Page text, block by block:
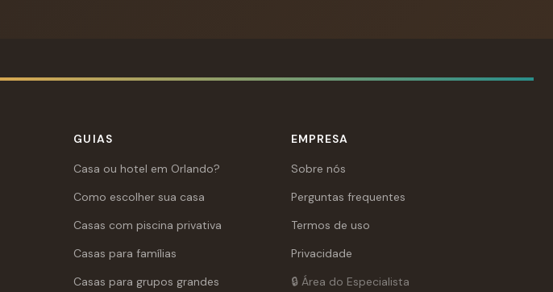
GUIAS
Casa ou hotel em Orlando?
Como escolher sua casa
Casas com piscina privativa
Casas para famílias
Casas para grupos grandes
EMPRESA
Sobre nós
Perguntas frequentes
Termos de uso
Privacidade
🔒 Área do Especialista